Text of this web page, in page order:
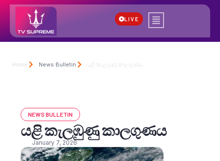
LIVE
Home News Bulletin යළි කැලඹුණු කාලගුණය
NEWS BULLETIN
යළි කැලඹුණු කාලගුණය
January 7, 2026